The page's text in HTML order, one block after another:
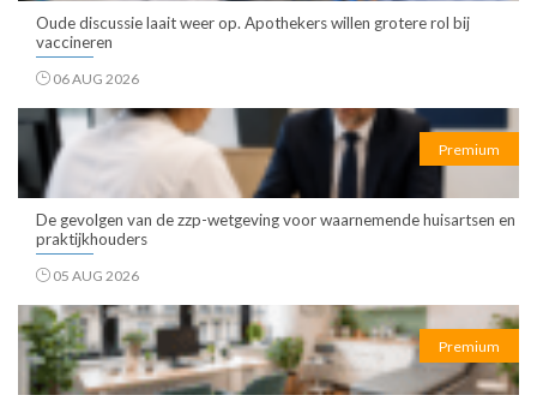
Oude discussie laait weer op. Apothekers willen grotere rol bij
vaccineren
06 AUG 2026
Premium
De gevolgen van de zzp-wetgeving voor waarnemende huisartsen en
praktijkhouders
05 AUG 2026
Premium